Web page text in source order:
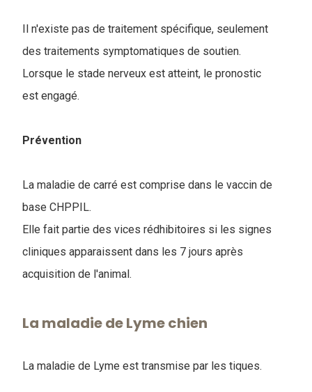
Il n'existe pas de traitement spécifique, seulement
des traitements symptomatiques de soutien.
Lorsque le stade nerveux est atteint, le pronostic
est engagé.
Prévention
La maladie de carré est comprise dans le vaccin de
base CHPPIL.
Elle fait partie des vices rédhibitoires si les signes
cliniques apparaissent dans les 7 jours après
acquisition de l'animal.
La maladie de Lyme chien
La maladie de Lyme est transmise par les tiques.